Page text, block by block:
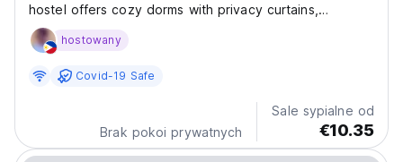
hostel offers cozy dorms with privacy curtains,
ensuring a restful stay for every guest. Connect with
like-minded travelers in our spacious common area,
hostowany
Covid-19 Safe
Brak pokoi prywatnych
Sale sypialne od
€10.35